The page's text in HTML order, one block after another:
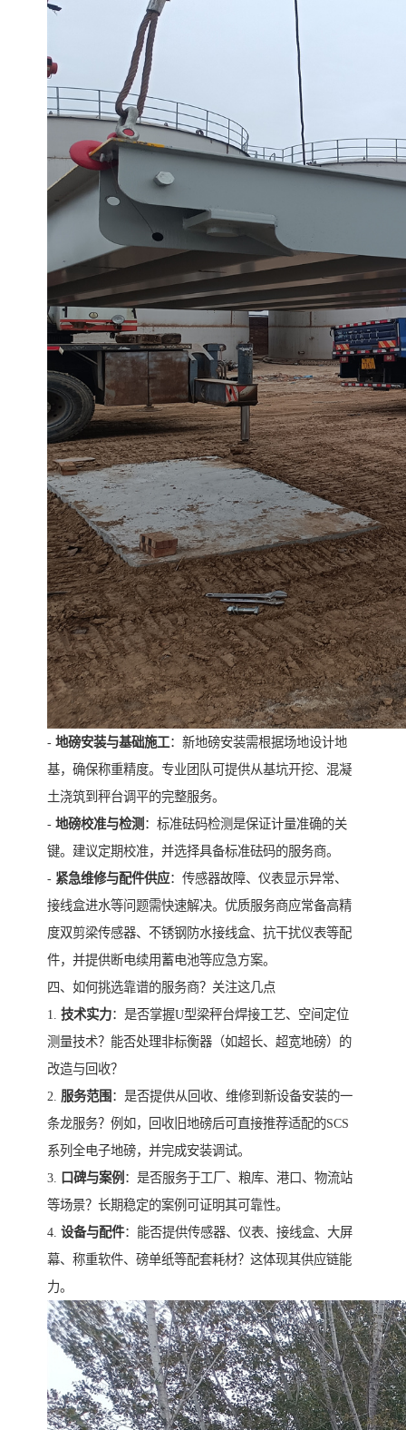
- 地磅安装与基础施工：新地磅安装需根据场地设计地
基，确保称重精度。专业团队可提供从基坑开挖、混凝
土浇筑到秤台调平的完整服务。
- 地磅校准与检测 ：标准砝码检测是保证计量准确的关
键。建议定期校准，并选择具备标准砝码的服务商。
- 紧急维修与配件供应：传感器故障、仪表显示异常、
接线盒进水等问题需快速解决。优质服务商应常备高精
度双剪梁传感器、不锈钢防水接线盒、抗干扰仪表等配
件，并提供断电续用蓄电池等应急方案。
四、如何挑选靠谱的服务商？关注这几点
1. 技术实力：是否掌握U型梁秤台焊接工艺、空间定位
测量技术？能否处理非标衡器（如超长、超宽地磅）的
改造与回收？
2. 服务范围 ：是否提供从回收、维修到新设备安装的一
条龙服务？例如，回收旧地磅后可直接推荐适配的SCS
系列全电子地磅，并完成安装调试。
3. 口碑与案例 ：是否服务于工厂、粮库、港口、物流站
等场景？长期稳定的案例可证明其可靠性。
4. 设备与配件：能否提供传感器、仪表、接线盒、大屏
幕、称重软件、磅单纸等配套耗材？这体现其供应链能
力。